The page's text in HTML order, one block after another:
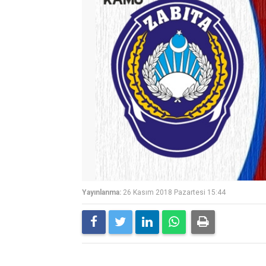
Yayınlanma: 26 Kasım 2018 Pazartesi 15:44